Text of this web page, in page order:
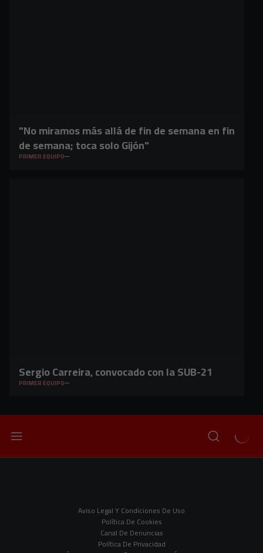
"No miramos más allá de fin de semana en fin
de semana; toca solo Gijón"
PRIMER EQUIPO
Sergio Carreira, convocado con la SUB-21
PRIMER EQUIPO
Aviso Legal Y Condiciones De Uso
Política De Cookies
Canal De Denuncias
Política De Privacidad